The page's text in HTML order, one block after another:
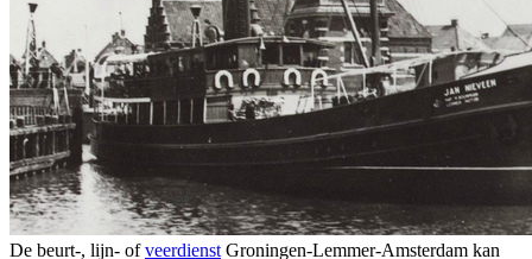
De beurt-, lijn- ofveerdienst Groningen-Lemmer-Amsterdam kan